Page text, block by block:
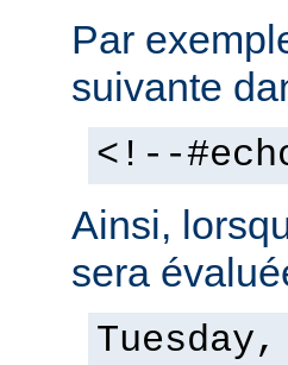
Par
suivante
<!--
Ainsi,
sera